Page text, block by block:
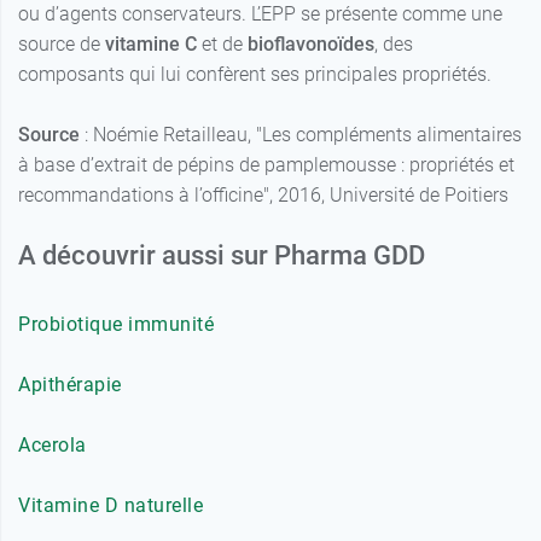
ou d’agents conservateurs. L’EPP se présente comme une
source de vitamine C et de bioflavonoïdes, des
composants qui lui confèrent ses principales propriétés.
Source : Noémie Retailleau, "Les compléments alimentaires
à base d’extrait de pépins de pamplemousse : propriétés et
recommandations à l’officine", 2016, Université de Poitiers
A découvrir aussi sur Pharma GDD
Probiotique immunité
Apithérapie
Acerola
Vitamine D naturelle